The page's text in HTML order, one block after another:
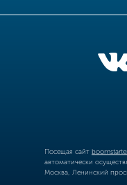
Посещая сайт
автоматически
Москва, Ленинский